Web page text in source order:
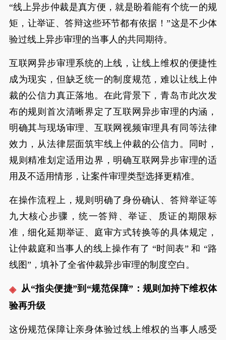
“线上异步仲裁是真方便，就是盼着能有个统一的规
矩，让举证、答辩这些环节都有依据！”这是不少体
验过线上异步审理的当事人的共同期待。
互联网异步审理系统的上线，让线上维权的便捷性
成为现实，但缺乏统一的制度规范，难以让线上仲
裁的公信力真正落地。在此背景下，青岛市此次发
布的规则首次清晰界定了互联网异步审理的内涵，
明确其与现场审理、互联网视频审理具有同等法律
效力，从法律层面筑牢线上仲裁的公信力。同时，
规则精准划定适用边界，明确互联网异步审理的适
用及不适用情形，让案件审理类型选择更精准。
在操作流程上，规则明确了身份确认、答辩举证等
九大核心步骤，统一答辩、举证、质证的期限标
准，细化延期举证、庭审方式转换等的具体规定，
让仲裁庭和当事人的线上操作有了 “时间表” 和 “路
线图”，填补了全省仲裁异步审理的制度空白。
从“指尖便捷”到“规范保障”：规则加持下维权体
验再升级
这份规范保障让亲身体验过线上维权的当事人感受